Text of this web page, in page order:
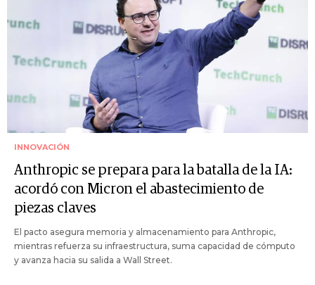
INNOVACIÓN
Anthropic se prepara para la batalla de la IA:
acordó con Micron el abastecimiento de
piezas claves
El pacto asegura memoria y almacenamiento para Anthropic,
mientras refuerza su infraestructura, suma capacidad de cómputo
y avanza hacia su salida a Wall Street.